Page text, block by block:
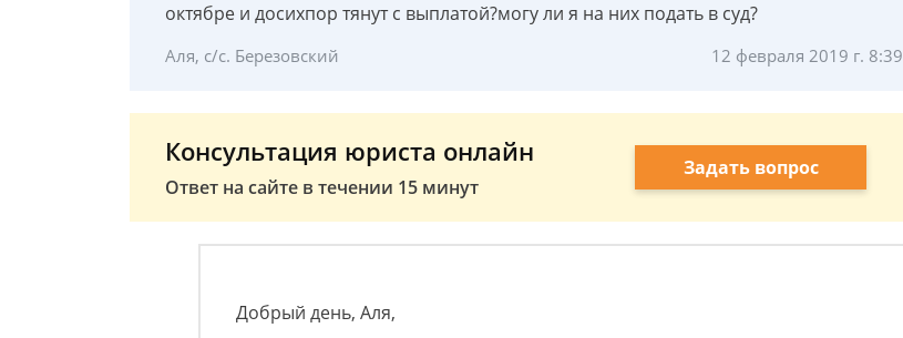
октябре и досихпор тянут с выплатой?могу ли я на них подать в суд?
Аля, с/с. Березовский 12 февраля 2019 г. 8:39
Консультация юриста онлайн
Ответ на сайте в течении 15 минут
Задать вопрос
Добрый день, Аля,